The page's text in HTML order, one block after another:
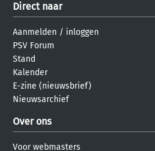
Direct naar
Aanmelden / inloggen
PSV Forum
Stand
Kalender
E-zine (nieuwsbrief)
Nieuwsarchief
Over ons
Voor webmasters